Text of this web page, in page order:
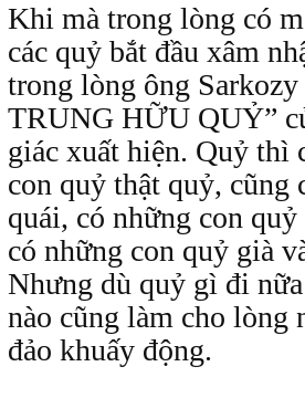
Khi mà trong lòng có
các quỷ bắt đầu xâm
trong lòng ông
TRUNG HỮU QUỶ”
giác xuất hiện. Quỷ thì
con quỷ thật quỷ, cũng
quái, có những con
có những con quỷ già
Nhưng dù quỷ gì đi
nào cũng làm cho
đảo khuấy động.